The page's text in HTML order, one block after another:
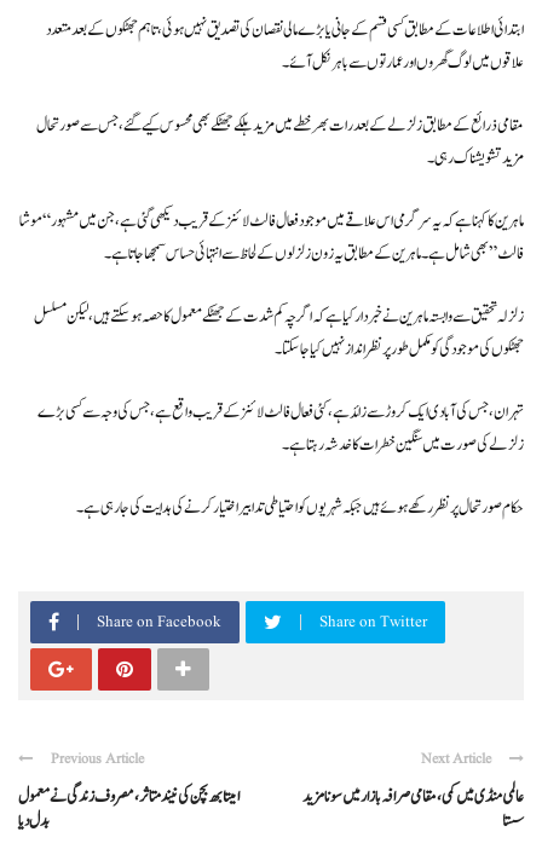
ابتدائی اطلاعات کے مطابق کسی قسم کے جانی یا بڑے مالی نقصان کی تصدیق نہیں ہوئی، تاہم جھٹکوں کے بعد متعدد
علاقوں میں لوگ گھروں اور عمارتوں سے باہر نکل آئے۔
مقامی ذرائع کے مطابق زلزلے کے بعد رات بھر خطے میں مزید ہلکے جھٹکے بھی محسوس کیے گئے، جس سے صورتحال
مزید تشویشناک رہی۔
ماہرین کا کہنا ہے کہ یہ سرگرمی اس علاقے میں موجود فعال فالٹ لائنز کے قریب دیکھی گئی ہے، جن میں مشہور “موشا
فالٹ” بھی شامل ہے۔ ماہرین کے مطابق یہ زون زلزلوں کے لحاظ سے انتہائی حساس سمجھا جاتا ہے۔
زلزلہ تحقیق سے وابستہ ماہرین نے خبردار کیا ہے کہ اگرچہ کم شدت کے جھٹکے معمول کا حصہ ہو سکتے ہیں، لیکن مسلسل
جھٹکوں کی موجودگی کو مکمل طور پر نظر انداز نہیں کیا جا سکتا۔
تہران، جس کی آبادی ایک کروڑ سے زائد ہے، کئی فعال فالٹ لائنز کے قریب واقع ہے، جس کی وجہ سے کسی بڑے
زلزلے کی صورت میں سنگین خطرات کا خدشہ رہتا ہے۔
حکام صورتحال پر نظر رکھے ہوئے ہیں جبکہ شہریوں کو احتیاطی تدابیر اختیار کرنے کی ہدایت کی جا رہی ہے۔
Share on Facebook Share on Twitter
Previous Article
امیتابھ بچن کی نیند متاثر، مصروف زندگی نے معمول
بدل دیا
Next Article
عالمی منڈی میں کمی، مقامی صرافہ بازار میں سونا مزید
سستا